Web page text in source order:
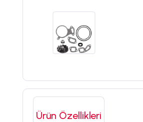
Ürün Özellikleri